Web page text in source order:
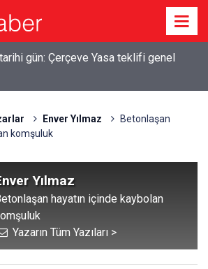
yem makinesine sıkışan işçi hayatını
Enver Yılmaz
Betonlaşan
komşuluk
Yılmaz
hayatın içinde kaybolan
Yazarın Tüm Yazıları >